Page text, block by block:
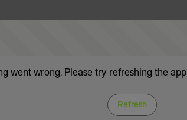
went wrong. Please try refreshing the app
Refresh